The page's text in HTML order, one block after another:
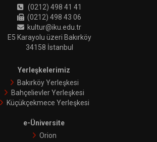
(0212) 498 41 41
(0212) 498 43 06
kultur@iku.edu.tr
E5 Karayolu üzeri Bakırköy
34158 İstanbul
Yerleşkelerimiz
Bakırköy Yerleşkesi
Bahçelievler Yerleşkesi
Küçükçekmece Yerleşkesi
e-Üniversite
Orion